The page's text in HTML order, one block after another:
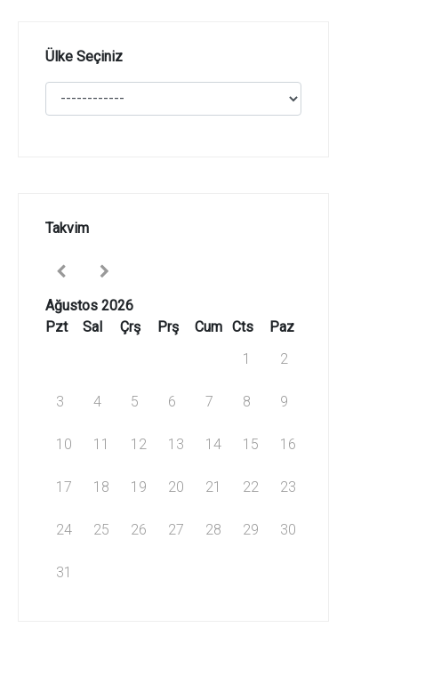
Ülke Seçiniz
Takvim
Ağustos 2026
Pzt
Sal Çrş Prş Cum Cts
Paz
1
2
3 4 5 6 7 8 9
10 11 12 13 14 15 16
17 18 19 20 21 22 23
24 25 26 27 28 29 30
31